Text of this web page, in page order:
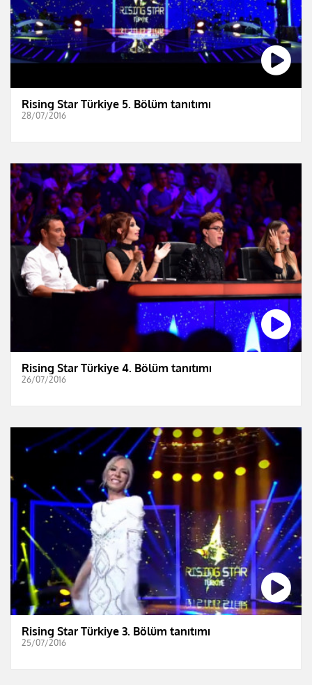
Rising Star Türkiye 5. Bölüm tanıtımı
28/07/2016
Rising Star Türkiye 4. Bölüm tanıtımı
26/07/2016
Rising Star Türkiye 3. Bölüm tanıtımı
25/07/2016